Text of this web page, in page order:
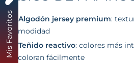
🧵 Algodón jersey premium:
comodidad
🎨 Teñido reactivo: colores más
decoloran fácilmente
Mis Favoritos